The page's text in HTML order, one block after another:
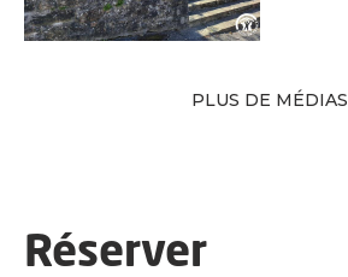
PLUS DE MÉDIAS
Réserver